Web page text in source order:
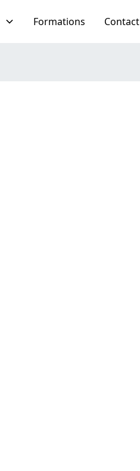
Formations Contact